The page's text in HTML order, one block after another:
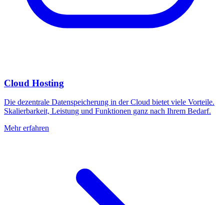
Cloud Hosting
Die dezentrale Datenspeicherung in der Cloud bietet viele Vorteile.
Skalierbarkeit, Leistung und Funktionen ganz nach Ihrem Bedarf.
Mehr erfahren